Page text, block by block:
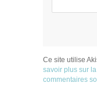
Ce site utilise
savoir plus sur
commentaires